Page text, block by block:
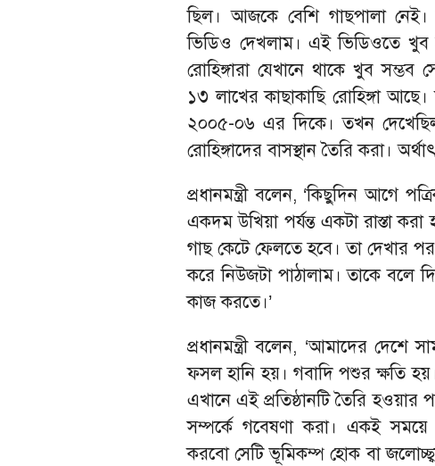
ছিল। আজকে বেশি গাছপালা
ভিডিও দেখলাম। এই ভিডিওতে খুব
রোহিঙ্গারা যেখানে থাকে খুব সম্ভব
১৩ লাখের কাছাকাছি রোহিঙ্গা
২০০৫-০৬ এর দিকে। তখন
রোহিঙ্গাদের বাসস্থান তৈরি করা।
প্রধানমন্ত্রী বলেন, ‘কিছুদিন আগে
একদম উখিয়া পর্যন্ত একটা রাস্তা
গাছ কেটে ফেলতে হবে। তা দেখার
করে নিউজটা পাঠালাম। তাকে বলে
কাজ করতে।’
প্রধানমন্ত্রী বলেন, ‘আমাদের দেশে
ফসল হানি হয়। গবাদি পশুর ক্ষতি
এখানে এই প্রতিষ্ঠানটি তৈরি
সম্পর্কে গবেষণা করা। একই
করবো সেটি ভূমিকম্প হোক বা